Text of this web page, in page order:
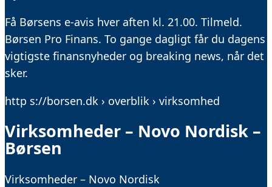
Få Børsens e-avis hver aften kl. 21.00. Tilmeld.
Børsen Pro Finans. To gange dagligt får du dagens
vigtigste finansnyheder og breaking news, når det
sker.
http s://borsen.dk › overblik › virksomhed
Virksomheder – Novo Nordisk –
Børsen
Virksomheder – Novo Nordisk